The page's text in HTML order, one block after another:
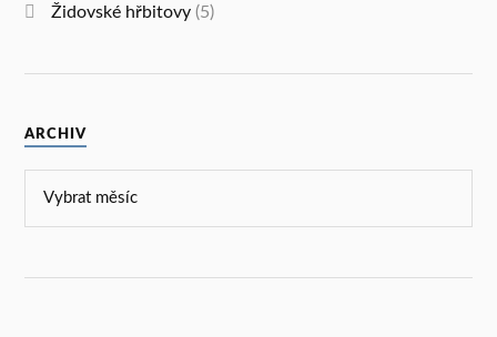
Židovské hřbitovy (5)
ARCHIV